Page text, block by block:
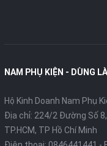
NAM PHỤ KIỆN - DÙNG
Hộ Kinh Doanh Nam Phụ
Địa chỉ: 224/2 Đường Số
TP.HCM, TP Hồ Chí Minh